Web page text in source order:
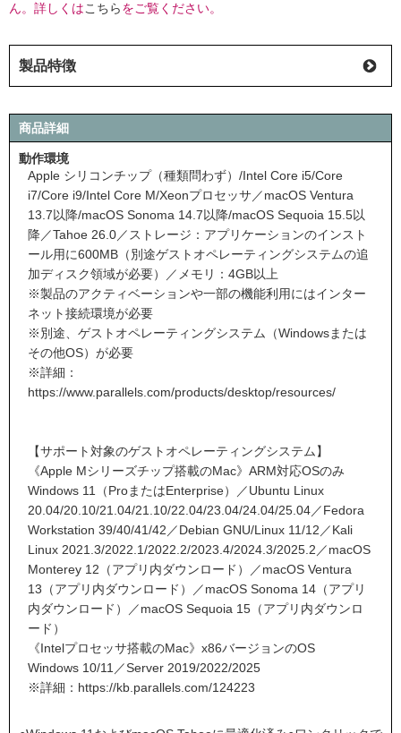
ん。詳しくはこちらをご覧ください。
製品特徴
商品詳細
動作環境
Apple シリコンチップ（種類問わず）/Intel Core i5/Core
i7/Core i9/Intel Core M/Xeonプロセッサ／macOS Ventura
13.7以降/macOS Sonoma 14.7以降/macOS Sequoia 15.5以
降／Tahoe 26.0／ストレージ：アプリケーションのインスト
ール用に600MB（別途ゲストオペレーティングシステムの追
加ディスク領域が必要）／メモリ：4GB以上
※製品のアクティベーションや一部の機能利用にはインター
ネット接続環境が必要
※別途、ゲストオペレーティングシステム（Windowsまたは
その他OS）が必要
※詳細：
https://www.parallels.com/products/desktop/resources/
【サポート対象のゲストオペレーティングシステム】
《Apple Mシリーズチップ搭載のMac》ARM対応OSのみ
Windows 11（ProまたはEnterprise）／Ubuntu Linux
20.04/20.10/21.04/21.10/22.04/23.04/24.04/25.04／Fedora
Workstation 39/40/41/42／Debian GNU/Linux 11/12／Kali
Linux 2021.3/2022.1/2022.2/2023.4/2024.3/2025.2／macOS
Monterey 12（アプリ内ダウンロード）／macOS Ventura
13（アプリ内ダウンロード）／macOS Sonoma 14（アプリ
内ダウンロード）／macOS Sequoia 15（アプリ内ダウンロ
ード）
《Intelプロセッサ搭載のMac》x86バージョンのOS
Windows 10/11／Server 2019/2022/2025
※詳細： https://kb.parallels.com/124223